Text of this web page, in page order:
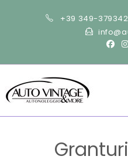
+39 349-